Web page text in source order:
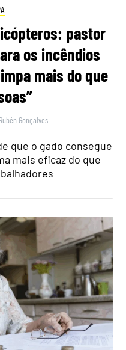
pastor
os incêndios
mais do que
Rubén Gonçalves
que o gado consegue
mais eficaz do que